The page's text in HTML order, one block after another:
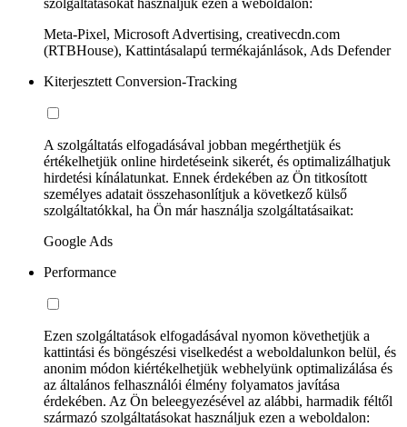
szolgáltatásokat használjuk ezen a weboldalon:
Meta-Pixel, Microsoft Advertising, creativecdn.com
(RTBHouse), Kattintásalapú termékajánlások, Ads Defender
Kiterjesztett Conversion-Tracking
A szolgáltatás elfogadásával jobban megérthetjük és
értékelhetjük online hirdetéseink sikerét, és optimalizálhatjuk
hirdetési kínálatunkat. Ennek érdekében az Ön titkosított
személyes adatait összehasonlítjuk a következő külső
szolgáltatókkal, ha Ön már használja szolgáltatásaikat:
Google Ads
Performance
Ezen szolgáltatások elfogadásával nyomon követhetjük a
kattintási és böngészési viselkedést a weboldalunkon belül, és
anonim módon kiértékelhetjük webhelyünk optimalizálása és
az általános felhasználói élmény folyamatos javítása
érdekében. Az Ön beleegyezésével az alábbi, harmadik féltől
származó szolgáltatásokat használjuk ezen a weboldalon: